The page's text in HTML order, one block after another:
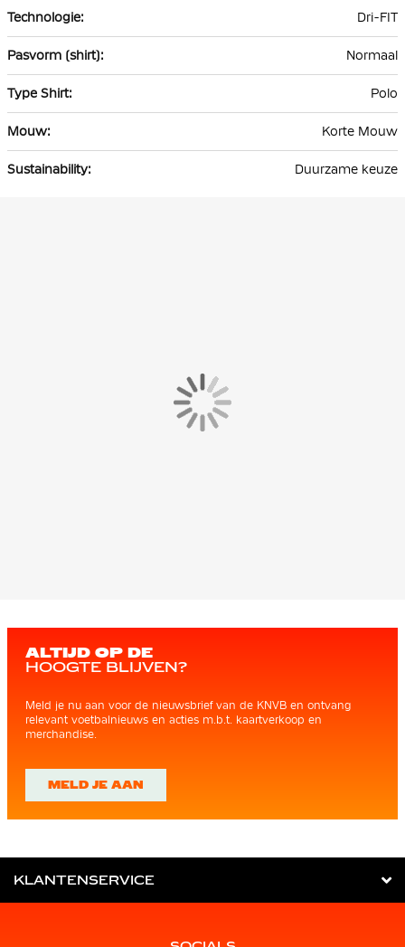
Dri-FIT
Normaal
Polo
Korte Mouw
Duurzame keuze
ALTIJD OP DE
HOOGTE BLIJVEN?
Meld je nu aan voor de nieuwsbrief van de KNVB en ontvang
relevant voetbalnieuws en acties m.b.t. kaartverkoop en
merchandise.
MELD JE AAN
KLANTENSERVICE